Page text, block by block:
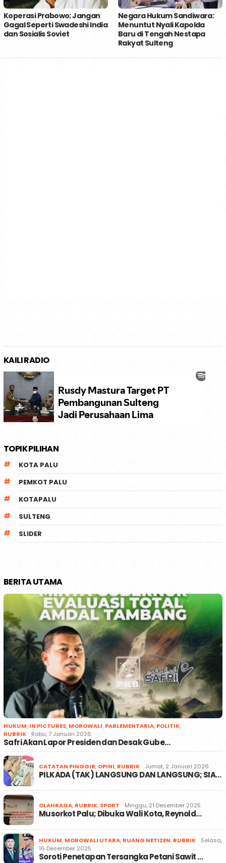
Koperasi Prabowo; Jangan
Gagal Seperti Swadeshi India
dan Sosialis Soviet
Negara Hukum Sandiwara:
Menuntut Nyali Kapolda
Baru di Tengah Nestapa
Rakyat Sulteng
KAILI RADIO
TOPIK PILIHAN
KOTA PALU
PEMKOT PALU
KOTAPALU
SULTENG
SLIDER
BERITA UTAMA
HUKUM, IN PICTURES, MOROWALI, PARLEMENTARIA, POLITIK,
RUBRIK
Rabu, 7 Januari 2026
Safri Akan Lapor Presiden dan Desak Gube…
CATATAN PINGGIR, OPINI, RUBRIK Jumat, 2 Januari 2026
PILKADA (TAK) LANGSUNG DAN LANGSUNG; SIA…
OLAHRAGA, RUBRIK, SPORT Minggu, 21 Desember 2025
Musorkot Palu; Dibuka Wali Kota, Reynold…
HUKUM, MOROWALI UTARA, RUANG NETIZEN, RUBRIK
Selasa,
16 Desember 2025
Soroti Penetapan Tersangka Petani Sawit …